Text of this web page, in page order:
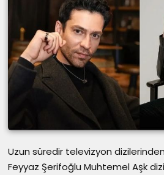
DUYGUSAL
TARİHİ
TV SHOW
GENÇLİK
DİZİ HABERLERİ
Uzun süredir televizyon
Feyyaz Şerifoğlu Muhtemel Aşk